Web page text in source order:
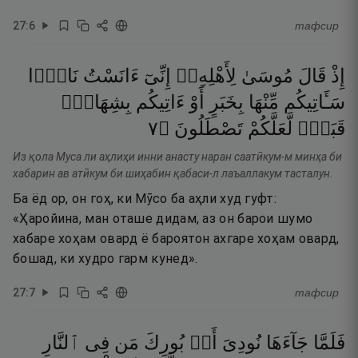
27:6 тафсир
إِذْ قَالَ مُوسَىٰ لِأَهْلِهِۦٓ إِنِّىٓ ءَانَسْتُ نَارًۭا
سَـَٔاتِيكُم مِّنْهَا بِخَبَرٍ أَوْ ءَاتِيكُم بِشِهَابٍۢ
قَبَسٍۢ لَّعَلَّكُمْ تَصْطَلُونَ ۝٧
Из қола Муса ли аҳлиҳи инни анасту наран саатӣкум-м минҳа би
хабарин ав атӣкум би шиҳабин қабаси-л лаъаллакум тасталун.
Ба ёд ор, он гоҳ, ки Мӯсо ба аҳли худ гуфт:
«Ҳаройина, ман оташе дидам, аз он барои шумо
хабаре хоҳам овард ё бароятон ахгаре хоҳам овард,
бошад, ки худро гарм кунед».
27:7 тафсир
فَلَمَّا جَآءَهَا نُودِىَ أَنۢ بُورِكَ مَن فِى ٱلنَّارِ